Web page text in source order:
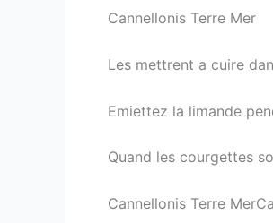
Cannellonis Terre Mer
Les mettrent a cuire
Emiettez la limande
Quand les courgettes
Cannellonis Terre